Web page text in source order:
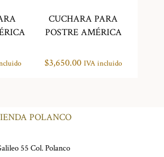
CUCHARA PARA
POSTRE AMÉRICA
$3,650.00 IVA incluido
POLANCO
55 Col. Polanco